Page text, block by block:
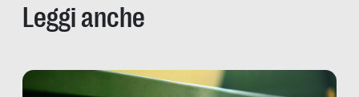
Leggi anche